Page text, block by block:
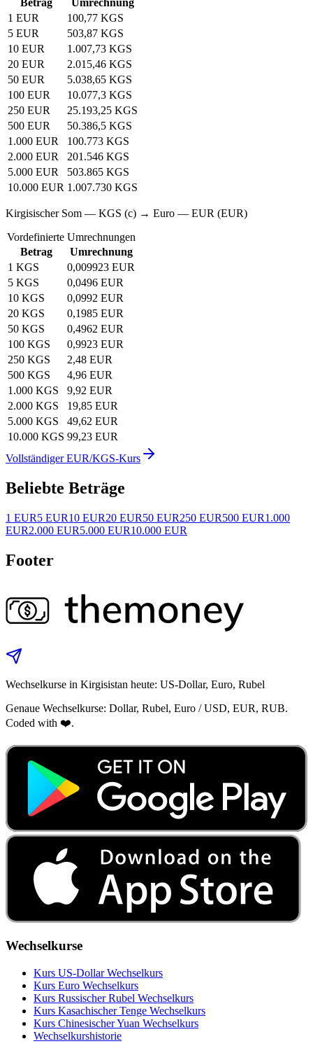
Betrag
Umrechnung
1 EUR
100,77 KGS
5 EUR
503,87 KGS
10 EUR
1.007,73 KGS
20 EUR
2.015,46 KGS
50 EUR
5.038,65 KGS
100 EUR
10.077,3 KGS
250 EUR
25.193,25 KGS
500 EUR
50.386,5 KGS
1.000 EUR
100.773 KGS
2.000 EUR
201.546 KGS
5.000 EUR
503.865 KGS
10.000 EUR 1.007.730 KGS
Kirgisischer Som — KGS (с) → Euro — EUR (EUR)
Vordefinierte Umrechnungen
Betrag
Umrechnung
1 KGS
0,009923 EUR
5 KGS
0,0496 EUR
10 KGS
0,0992 EUR
20 KGS
0,1985 EUR
50 KGS
0,4962 EUR
100 KGS
0,9923 EUR
250 KGS
2,48 EUR
500 KGS
4,96 EUR
1.000 KGS
9,92 EUR
2.000 KGS
19,85 EUR
5.000 KGS
49,62 EUR
10.000 KGS 99,23 EUR
Vollständiger EUR/KGS-Kurs
Beliebte Beträge
1 EUR5 EUR10 EUR20 EUR50 EUR250 EUR500 EUR1.000
EUR2.000 EUR5.000 EUR10.000 EUR
Footer
Wechselkurse in Kirgisistan heute: US-Dollar, Euro, Rubel
Genaue Wechselkurse: Dollar, Rubel, Euro / USD, EUR, RUB.
Coded with ❤️.
Wechselkurse
Kurs US‑Dollar Wechselkurs
Kurs Euro Wechselkurs
Kurs Russischer Rubel Wechselkurs
Kurs Kasachischer Tenge Wechselkurs
Kurs Chinesischer Yuan Wechselkurs
Wechselkurshistorie